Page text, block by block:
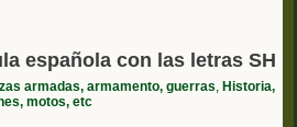
española con las letras SH
armadas, armamento, guerras Historia,
motos, etc